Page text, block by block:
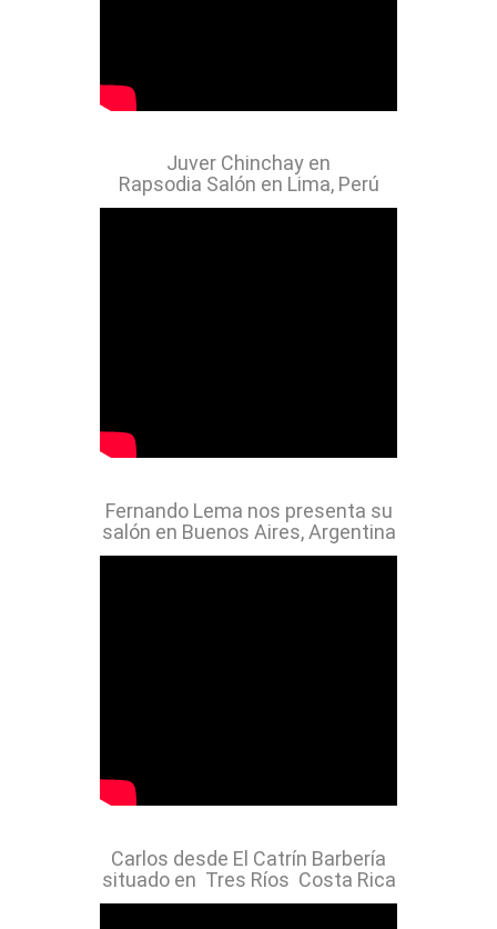
Juver Chinchay en
Rapsodia Salón en Lima, Perú
Fernando Lema nos presenta su
salón en Buenos Aires, Argentina
Carlos desde El Catrín Barbería
situado en Tres Ríos Costa Rica